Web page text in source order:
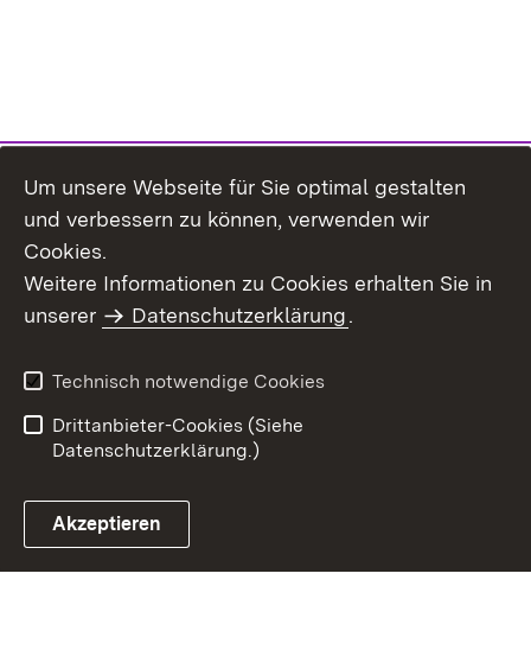
Benutzungshinweise
Erklärung zur
Um unsere Webseite für Sie optimal gestalten
und verbessern zu können, verwenden wir
Cookies.
Weitere Informationen zu Cookies erhalten Sie in
unserer
Datenschutzerklärung.
Technisch notwendige Cookies
Drittanbieter-Cookies (Siehe
Datenschutzerklärung.)
Akzeptieren